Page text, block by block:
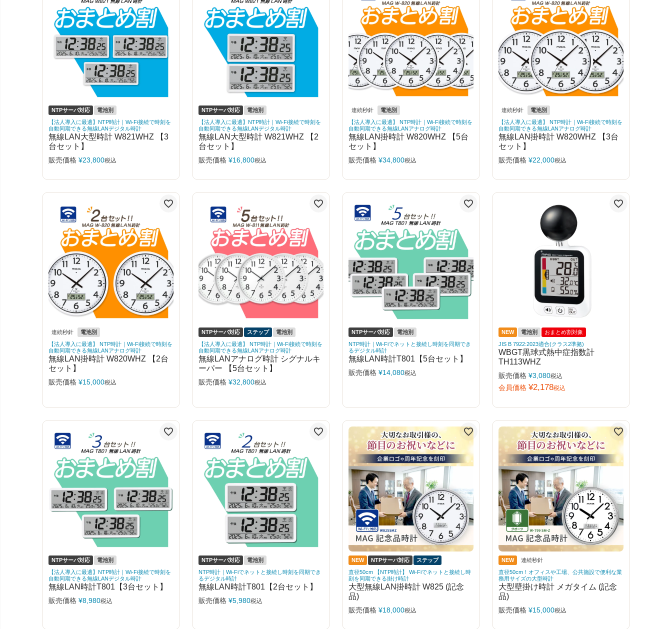
NTPサーバ対応
電池別
【法人導入に最適】NTP時計｜Wi-Fi接続で時刻を
自動同期できる無線LANデジタル時計
無線LAN大型時計 W821WHZ 【3
台セット】
販売価格 ¥23,800税込
NTPサーバ対応
電池別
【法人導入に最適】NTP時計｜Wi-Fi接続で時刻を
自動同期できる無線LANデジタル時計
無線LAN大型時計 W821WHZ 【2
台セット】
販売価格 ¥16,800税込
連続秒針
電池別
【法人導入に最適】 NTP時計｜Wi-Fi接続で時刻を
自動同期できる無線LANアナログ時計
無線LAN掛時計 W820WHZ 【5台
セット】
販売価格 ¥34,800税込
連続秒針
電池別
【法人導入に最適】 NTP時計｜Wi-Fi接続で時刻を
自動同期できる無線LANアナログ時計
無線LAN掛時計 W820WHZ 【3台
セット】
販売価格 ¥22,000税込
連続秒針
電池別
【法人導入に最適】 NTP時計｜Wi-Fi接続で時刻を
自動同期できる無線LANアナログ時計
無線LAN掛時計 W820WHZ 【2台
セット】
販売価格 ¥15,000税込
NTPサーバ対応 ステップ
電池別
【法人導入に最適】 NTP時計｜Wi-Fi接続で時刻を
自動同期できる無線LANアナログ時計
無線LANアナログ時計 シグナルキ
ーパー 【5台セット】
販売価格 ¥32,800税込
NTPサーバ対応
電池別
NTP時計｜Wi-Fiでネットと接続し時刻を同期でき
るデジタル時計
無線LAN時計T801【5台セット】
販売価格 ¥14,080税込
NEW 電池別
おまとめ割対象
JIS B 7922:2023適合(クラス2準拠)
WBGT黒球式熱中症指数計
TH113WHZ
販売価格 ¥3,080税込
会員価格 ¥2,178税込
NTPサーバ対応
電池別
【法人導入に最適】NTP時計｜Wi-Fi接続で時刻を
自動同期できる無線LANデジタル時計
無線LAN時計T801【3台セット】
販売価格 ¥8,980税込
NTPサーバ対応
電池別
NTP時計｜Wi-Fiでネットと接続し時刻を同期でき
るデジタル時計
無線LAN時計T801【2台セット】
販売価格 ¥5,980税込
NEW NTPサーバ対応
ステップ
直径50cm 【NTP時計】 Wi-Fiでネットと接続し時
刻を同期できる掛け時計
大型無線LAN掛時計 W825 (記念
品)
販売価格 ¥18,000税込
NEW
連続秒針
直径50cm！オフィスや工場、公共施設で便利な業
務用サイズの大型時計
大型壁掛け時計 メガタイム (記念
品)
販売価格 ¥15,000税込